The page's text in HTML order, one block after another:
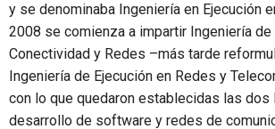
y se denominaba Ingeniería en Ejecución
2008 se comienza a impartir Ingeniería de
Conectividad y Redes –más tarde
Ingeniería de Ejecución en Redes y
con lo que quedaron establecidas las dos
desarrollo de software y redes de